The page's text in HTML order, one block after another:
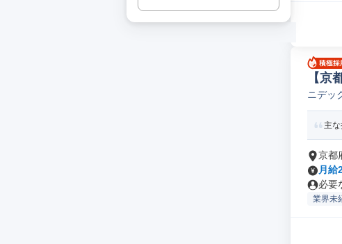
【京
ニア
ニデッ
主
京都
月給
必要
業界未